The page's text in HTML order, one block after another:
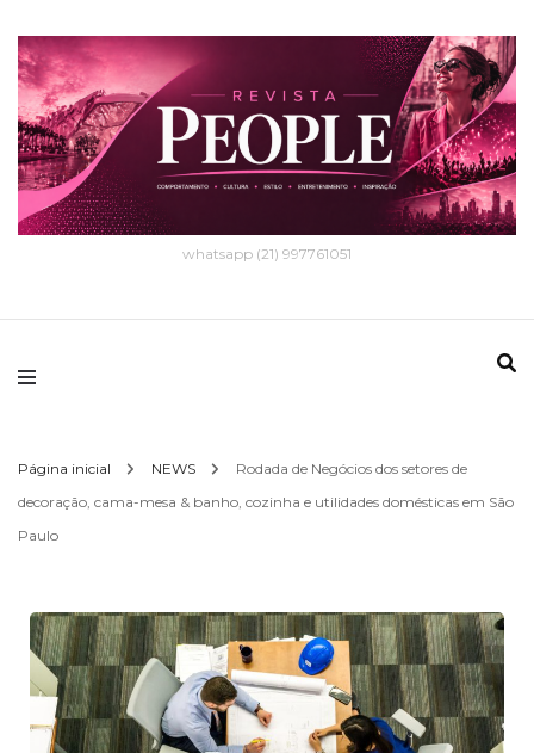
whatsapp (21) 997761051
Página inicial NEWS
Rodada de Negócios dos setores de
decoração, cama-mesa & banho, cozinha e utilidades domésticas em São
Paulo